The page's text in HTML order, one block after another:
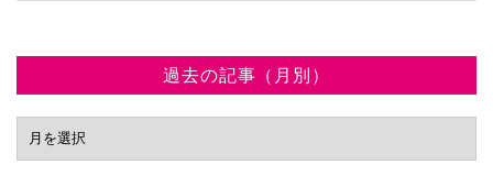
過去の記事（月別）